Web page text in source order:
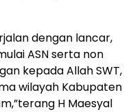
dengan lancar,
ASN serta non
kepada Allah SWT,
wilayah Kabupaten
H Maesyal